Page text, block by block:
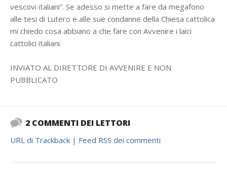
vescovi italiani”. Se adesso si mette a fare da megafono
alle tesi di Lutero e alle sue condanne della Chiesa cattolica
mi chiedo cosa abbiano a che fare con Avvenire i laici
cattolici italiani.
INVIATO AL DIRETTORE DI AVVENIRE E NON
PUBBLICATO
2 COMMENTI DEI LETTORI
URL di Trackback | Feed RSS dei commenti